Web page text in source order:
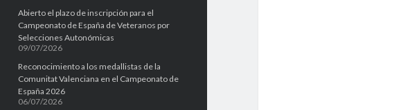
Abierto el plazo de inscripción para el
Campeonato de España de Veteranos por
Selecciones Autonómicas
09/07/2026
Reconocimiento a los medallistas de la
Comunitat Valenciana en el Campeonato de
España 2026
06/07/2026